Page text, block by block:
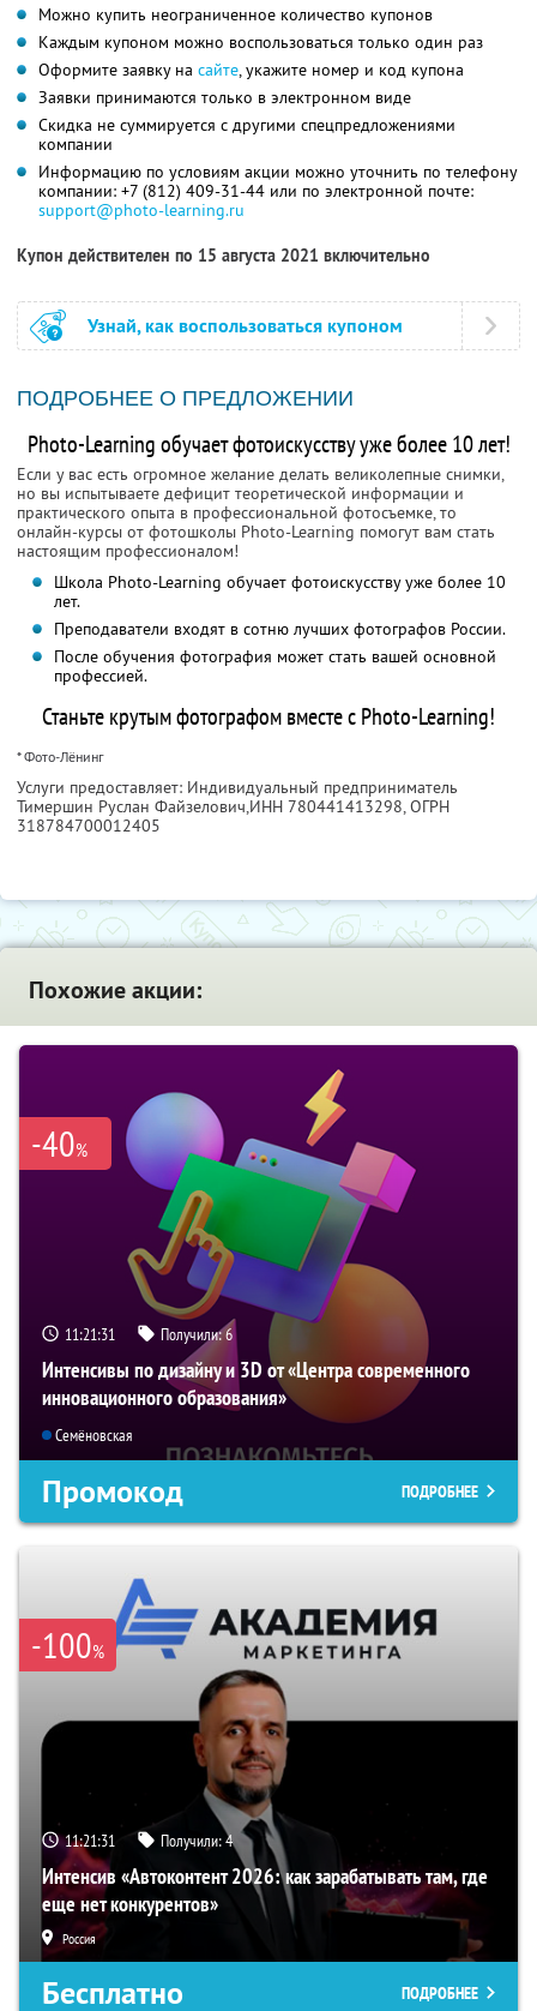
Можно купить неограниченное количество купонов
Каждым купоном можно воспользоваться только один раз
Оформите заявку на сайте, укажите номер и код купона
Заявки принимаются только в электронном виде
Скидка не суммируется с другими спецпредложениями
компании
Информацию по условиям акции можно уточнить по телефону
компании: +7 (812) 409-31-44 или по электронной почте:
support@photo-learning.ru
Купон действителен по 15 августа 2021 включительно
Узнай, как воспользоваться купоном
ПОДРОБНЕЕ О ПРЕДЛОЖЕНИИ
Photo-Learning обучает фотоискусству уже более 10 лет!
Если у вас есть огромное желание делать великолепные снимки,
но вы испытываете дефицит теоретической информации и
практического опыта в профессиональной фотосъемке, то
онлайн-курсы от фотошколы Photo-Learning помогут вам стать
настоящим профессионалом!
Школа Photo-Learning обучает фотоискусству уже более 10
лет.
Преподаватели входят в сотню лучших фотографов России.
После обучения фотография может стать вашей основной
профессией.
Станьте крутым фотографом вместе с Photo-Learning!
* Фото-Лёнинг
Услуги предоставляет: Индивидуальный предприниматель
Тимершин Руслан Файзелович,ИНН 780441413298, ОГРН
318784700012405
Похожие акции:
-40%
11:21:31 Получили:6
Интенсивы по дизайну и 3D от «Центра современного
инновационного образования»
Семёновская
Промокод ПОДРОБНЕЕ
-100%
11:21:31 Получили:4
Интенсив «Автоконтент 2026: как зарабатывать там, где
еще нет конкурентов»
Россия
Бесплатно ПОДРОБНЕЕ